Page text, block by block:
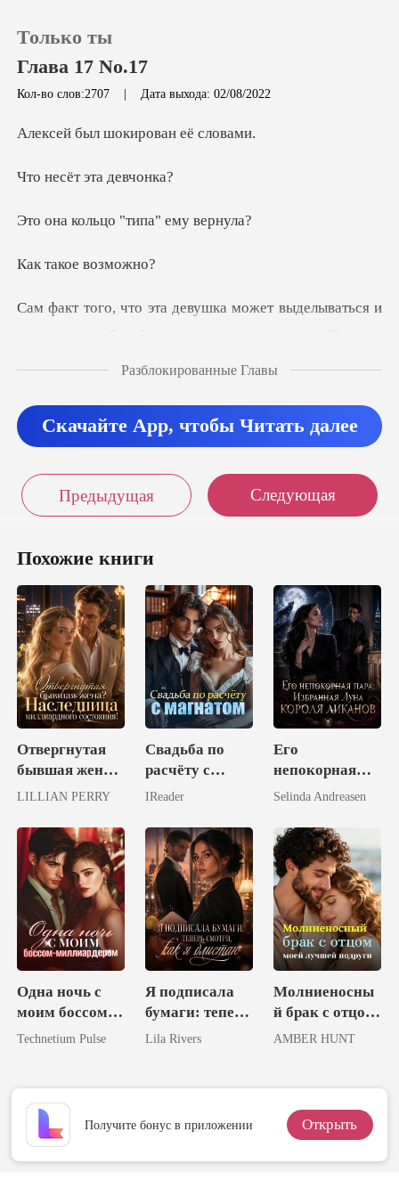
Пополнить
История чтения
Только ты
Глава 17 No.17
Кол-во слов:2707 | Дата выхода: 02/08/2022
шокирован
ёт эта
ьцо "типа"
кое во
что стоит эту девицу поманить пальчиком,
Разблокированные Главы
Скачайте App, чтобы Читать далее
Предыдущая Следующая
Похожие книги
Отвергнутая
бывшая жена?
Наследница
состояния!
LILLIAN PERRY
Свадьба по
расчёту с
магнатом
IReader
Его
непокорная
пара:
Луна короля
ликанов
Selinda Andreasen
Одна ночь с
моим боссом-
миллиардером
Technetium Pulse
Я подписала
бумаги: теперь
смотри, как я
Lila Rivers
Молниеносны
й брак с отцом
моей лучшей
AMBER HUNT
Получите бонус в приложении Открыть